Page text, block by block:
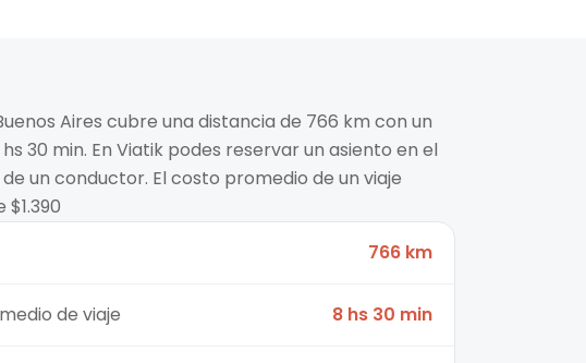
Aires cubre una distancia de 766 km con un
30 min. En Viatik podes reservar un asiento en el
un conductor. El costo promedio de un viaje
766 km
de viaje 8 hs 30 min